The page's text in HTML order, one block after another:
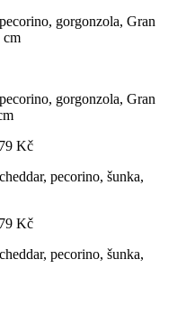
gorgonzola, Gran
cm
gorgonzola, Gran
Kč
pecorino, šunka,
Kč
pecorino, šunka,